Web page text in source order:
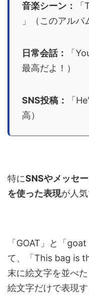
音楽シーン：
」（このアルバ
日常会話：
「
最高だよ！）
SNS投稿： 「
高）
特にSNSやメッセ
を使った表現が人
「GOAT」と「
て、「This bag is
末に絵文字を並べ
絵文字だけで表現す